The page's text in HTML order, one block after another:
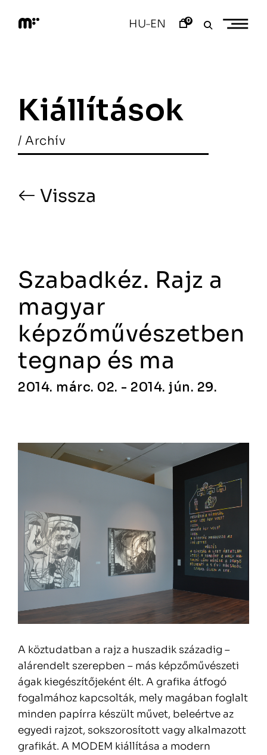
content
r
HU–EN 0
Kiállítások
/ Archív
Vissza
Szabadkéz. Rajz a
magyar
képzőművészetben
tegnap és ma
2014. márc. 02. - 2014. jún. 29.
A köztudatban a rajz a huszadik századig –
alárendelt szerepben – más képzőművészeti
ágak kiegészítőjeként élt. A grafika átfogó
fogalmához kapcsolták, mely magában foglalt
minden papírra készült művet, beleértve az
egyedi rajzot, sokszorosított vagy alkalmazott
grafikát. A MODEM kiállítása a modern